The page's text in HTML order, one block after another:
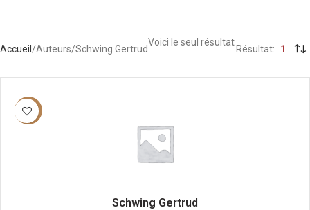
Accueil Auteurs Schwing Gertrud
Voici le seul résultat
Résultat 1
-40%
Schwing Gertrud